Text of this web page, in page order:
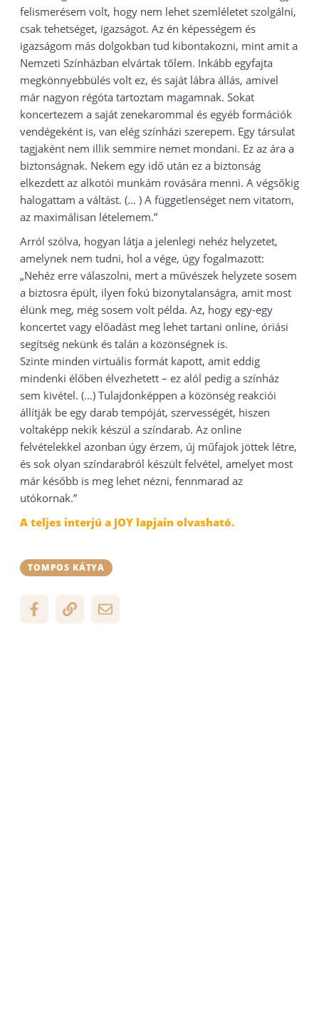
felismerésem volt, hogy nem lehet szemléletet szolgálni,
csak tehetséget, igazságot. Az én képességem és
igazságom más dolgokban tud kibontakozni, mint amit a
Nemzeti Színházban elvártak tőlem. Inkább egyfajta
megkönnyebbülés volt ez, és saját lábra állás, amivel
már nagyon régóta tartoztam magamnak. Sokat
koncertezem a saját zenekarommal és egyéb formációk
vendégeként is, van elég színházi szerepem. Egy társulat
tagjaként nem illik semmire nemet mondani. Ez az ára a
biztonságnak. Nekem egy idő után ez a biztonság
elkezdett az alkotói munkám rovására menni. A végsőkig
halogattam a váltást. (… ) A függetlenséget nem vitatom,
az maximálisan lételemem.”
Arról szólva, hogyan látja a jelenlegi nehéz helyzetet,
amelynek nem tudni, hol a vége, úgy fogalmazott:
„Nehéz erre válaszolni, mert a művészek helyzete sosem
a biztosra épült, ilyen fokú bizonytalanságra, amit most
élünk meg, még sosem volt példa. Az, hogy egy-egy
koncertet vagy előadást meg lehet tartani online, óriási
segítség nekünk és talán a közönségnek is.
Szinte minden virtuális formát kapott, amit eddig
mindenki élőben élvezhetett – ez alól pedig a színház
sem kivétel. (…) Tulajdonképpen a közönség reakciói
állítják be egy darab tempóját, szervességét, hiszen
voltaképp nekik készül a színdarab. Az online
felvételekkel azonban úgy érzem, új műfajok jöttek létre,
és sok olyan színdarabról készült felvétel, amelyet most
már később is meg lehet nézni, fennmarad az
utókornak.”
A teljes interjú a JOY lapjain olvasható.
TOMPOS KÁTYA